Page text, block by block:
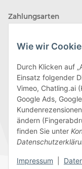
Wie wir
Durch Klicken auf
Einsatz folgender
Vimeo, Chatling.ai
Google Ads,
ändern
finden Sie unter
Impressum
Zahlungsarten
Wir versenden mit
Folge uns